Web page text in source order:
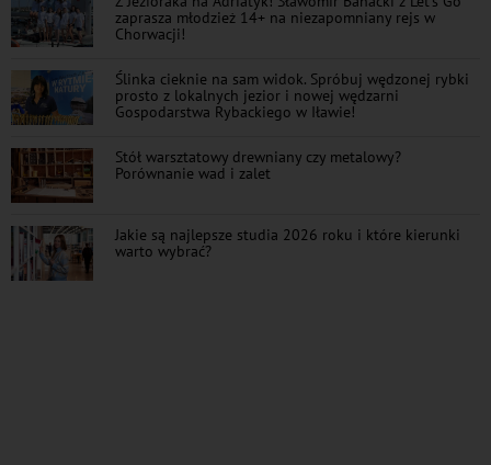
zaprasza młodzież 14+ na niezapomniany rejs w
Chorwacji!
Ślinka cieknie na sam widok. Spróbuj wędzonej rybki
prosto z lokalnych jezior i nowej wędzarni
Gospodarstwa Rybackiego w Iławie!
Stół warsztatowy drewniany czy metalowy?
Porównanie wad i zalet
Jakie są najlepsze studia 2026 roku i które kierunki
warto wybrać?